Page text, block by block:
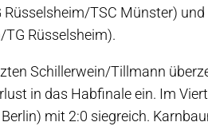
Rüsselsheim/TSC Münster)
Rüsselsheim).
Schillerwein/Tillmann
in das Habfinale ein. Im
Berlin) mit 2:0 siegreich.